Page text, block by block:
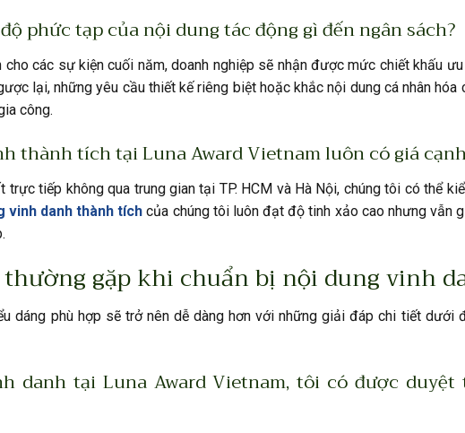
phức tạp của nội dung tác động gì đến ngân sách?
các sự kiện cuối năm, doanh nghiệp sẽ nhận được mức chiết khấu
lại, những yêu cầu thiết kế riêng biệt hoặc khắc nội dung cá nhân
công.
thành tích tại Luna Award Vietnam luôn có giá
trực tiếp không qua trung gian tại TP. HCM và Hà Nội, chúng tôi có thể
vinh danh thành tích của chúng tôi luôn đạt độ tinh xảo cao nhưng vẫn
gặp khi chuẩn bị nội dung vinh
dáng phù hợp sẽ trở nên dễ dàng hơn với những giải đáp chi tiết dưới
danh tại Luna Award Vietnam, tôi có được